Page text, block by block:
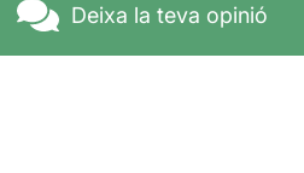
Deixa la teva opinió